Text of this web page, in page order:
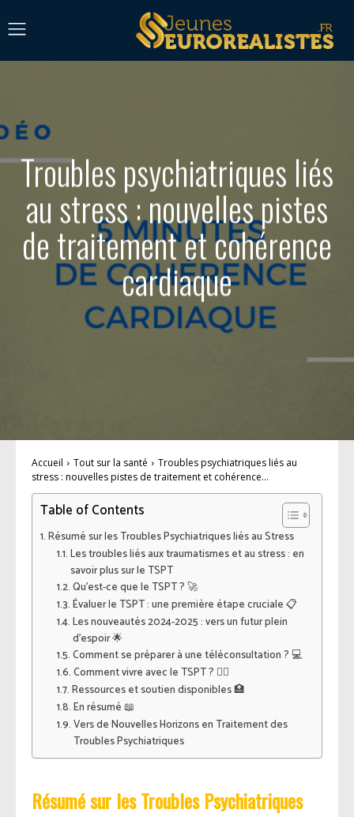
Troubles psychiatriques liés
au stress : nouvelles pistes
de traitement et cohérence
cardiaque
Accueil Tout sur la santé
Troubles psychiatriques liés au
stress : nouvelles pistes de traitement et cohérence...
Table of Contents
Résumé sur les Troubles Psychiatriques liés au Stress
Les troubles liés aux traumatismes et au stress : en
savoir plus sur le TSPT
Qu’est-ce que le TSPT ? 🚀
Évaluer le TSPT : une première étape cruciale 📋
Les nouveautés 2024-2025 : vers un futur plein
d’espoir 🌟
Comment se préparer à une téléconsultation ? 💻
Comment vivre avec le TSPT ? 🧘‍♀️
Ressources et soutien disponibles 🏥
En résumé 📖
Vers de Nouvelles Horizons en Traitement des
Troubles Psychiatriques
Résumé sur les Troubles Psychiatriques